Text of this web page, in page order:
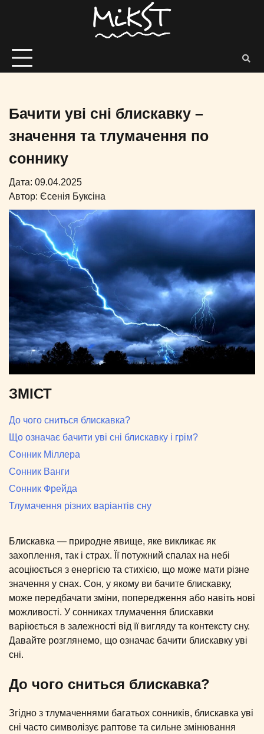
Бачити уві сні блискавку –
значення та тлумачення по
соннику
Дата: 09.04.2025
Автор: Єсенія Буксіна
ЗМІСТ
До чого сниться блискавка?
Що означає бачити уві сні блискавку і грім?
Сонник Міллера
Сонник Ванги
Сонник Фрейда
Тлумачення різних варіантів сну
Блискавка — природне явище, яке викликає як
захоплення, так і страх. Її потужний спалах на небі
асоціюється з енергією та стихією, що може мати різне
значення у снах. Сон, у якому ви бачите блискавку,
може передбачати зміни, попередження або навіть нові
можливості. У сонниках тлумачення блискавки
варіюється в залежності від її вигляду та контексту сну.
Давайте розглянемо, що означає бачити блискавку уві
сні.
До чого сниться блискавка?
Згідно з тлумаченнями багатьох сонників, блискавка уві
сні часто символізує раптове та сильне змінювання